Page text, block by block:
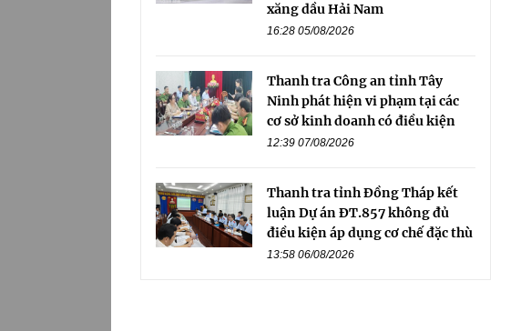
xăng dầu Hải Nam
16:28 05/08/2026
Thanh tra Công an tỉnh Tây
Ninh phát hiện vi phạm tại các
cơ sở kinh doanh có điều kiện
12:39 07/08/2026
Thanh tra tỉnh Đồng Tháp kết
luận Dự án ĐT.857 không đủ
điều kiện áp dụng cơ chế đặc thù
13:58 06/08/2026